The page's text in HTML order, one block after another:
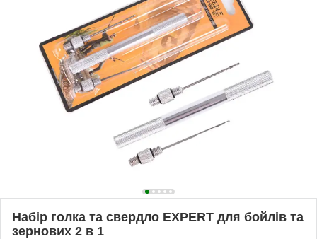
Набір голка та свердло EXPERT для бойлів та
зернових 2 в 1